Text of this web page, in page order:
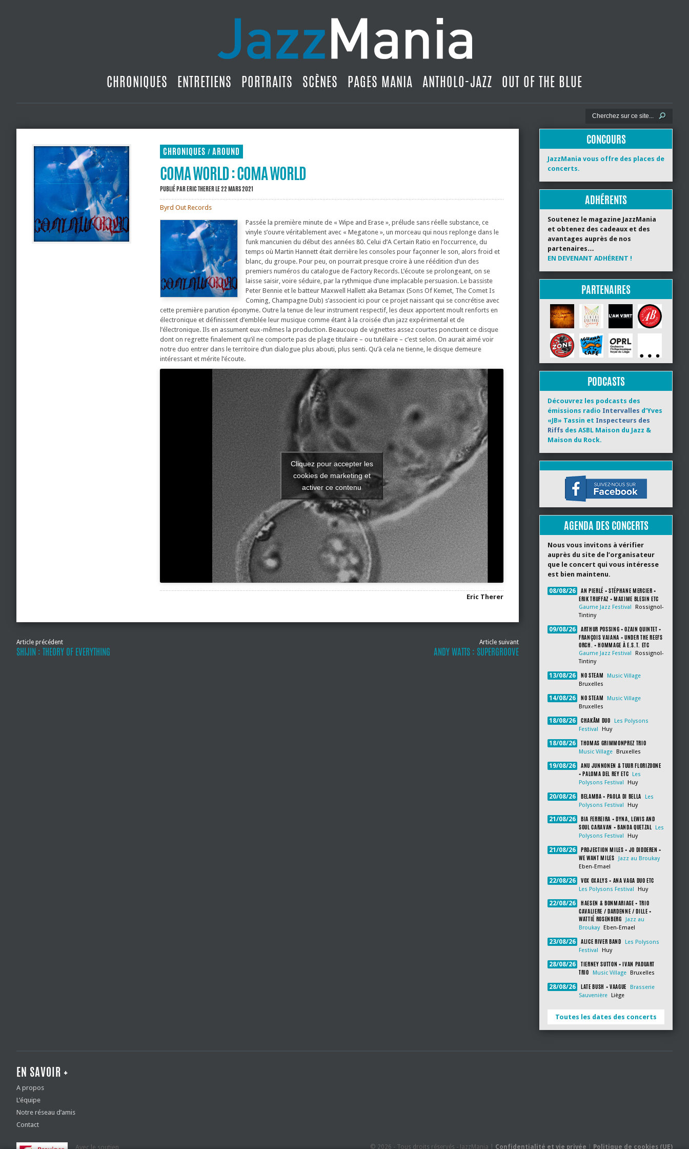
CHRONIQUES ENTRETIENS PORTRAITS SCÈNES PAGES MANIA ANTHOLO-JAZZ OUT OF THE BLUE
CHRONIQUES / AROUND
COMA WORLD : COMA WORLD
PUBLIÉ PARERIC THERERLE 22 MARS 2021
Byrd Out Records
Passée la première minute de « Wipe and Erase », prélude sans réelle substance, ce
vinyle s’ouvre véritablement avec « Megatone », un morceau qui nous replonge dans le
funk mancunien du début des années 80. Celui d’A Certain Ratio en l’occurrence, du
temps où Martin Hannett était derrière les consoles pour façonner le son, alors froid et
blanc, du groupe. Pour peu, on pourrait presque croire à une réédition d’un des
premiers numéros du catalogue de Factory Records. L’écoute se prolongeant, on se
laisse saisir, voire séduire, par la rythmique d’une implacable persuasion. Le bassiste
Peter Bennie et le batteur Maxwell Hallett aka Betamax (Sons Of Kemet, The Comet Is
Coming, Champagne Dub) s’associent ici pour ce projet naissant qui se concrétise avec
cette première parution éponyme. Outre la tenue de leur instrument respectif, les deux apportent moult renforts en
électronique et définissent d’emblée leur musique comme étant à la croisée d’un jazz expérimental et de
l’électronique. Ils en assument eux-mêmes la production. Beaucoup de vignettes assez courtes ponctuent ce disque
dont on regrette finalement qu’il ne comporte pas de plage titulaire – ou tutélaire – c’est selon. On aurait aimé voir
notre duo entrer dans le territoire d’un dialogue plus abouti, plus senti. Qu’à cela ne tienne, le disque demeure
intéressant et mérite l’écoute.
Cliquez pour accepter les
cookies de marketing et
activer ce contenu
Eric Therer
Article précédent
SHIJIN : THEORY OF EVERYTHING
Article suivant
ANDY WATTS : SUPERGROOVE
CONCOURS
JazzMania vous offre des places de
concerts.
ADHÉRENTS
Soutenez le magazine JazzMania
et obtenez des cadeaux et des
avantages auprès de nos
partenaires…
EN DEVENANT ADHÉRENT !
PARTENAIRES
PODCASTS
Découvrez les podcasts des
émissions radio Intervalles d’Yves
«JB» Tassin et Inspecteurs des
Riffs des ASBL Maison du Jazz &
Maison du Rock.
AGENDA DES CONCERTS
Nous vous invitons à vérifier
auprès du site de l’organisateur
que le concert qui vous intéresse
est bien maintenu.
08/08/26
AN PIERLÉ + STÉPHANE MERCIER +
ERIK TRUFFAZ + MAXIME BLESIN ETC
Gaume Jazz Festival
Rossignol-
Tintiny
09/08/26
ARTHUR POSSING + OZAIN QUINTET +
FRANÇOIS VAIANA + UNDER THE REEFS
ORCH. + HOMMAGE À E.S.T. ETC
Gaume Jazz Festival
Rossignol-
Tintiny
13/08/26 NO STEAM
Music Village
Bruxelles
14/08/26 NO STEAM
Music Village
Bruxelles
18/08/26 CHAKÂM DUO
Les Polysons
Festival
Huy
18/08/26 THOMAS GRIMMONPREZ TRIO
Music Village Bruxelles
19/08/26
ANU JUNNONEN & TUUR FLORIZOONE
+ PALOMA DEL REY ETC
Les
Polysons Festival
Huy
20/08/26 BELAMBA + PAOLA DI BELLA
Les
Polysons Festival
Huy
21/08/26
BIA FERREIRA + DYNA, LEWIS AND
SOUL CARAVAN + BANDA QUETZAL
Les
Polysons Festival
Huy
21/08/26
PROJECTION MILES + JO DIDDEREN +
WE WANT MILES
Jazz au Broukay
Eben-Emael
22/08/26 VOX OXALYS + ANA VAGA DUO ETC
Les Polysons Festival Huy
22/08/26
HAESEN & BONMARIAGE + TRIO
CAVALIERE / DARDENNE / DILLE +
WATTIÉ ROSENBERG
Jazz au
Broukay
Eben-Emael
23/08/26 ALICE RIVER BAND
Les Polysons
Festival
Huy
28/08/26
TIERNEY SUTTON + IVAN PADUART
TRIO
Music Village Bruxelles
28/08/26 LATE BUSH + VAAGUE
Brasserie
Sauvenière
Liège
Toutes les dates des concerts
EN SAVOIR +
A propos
L’équipe
Notre réseau d’amis
Contact
Avec le soutien © 2026 - Tous droits réservés - JazzMania | Confidentialité et vie privée Politique de cookies (UE)